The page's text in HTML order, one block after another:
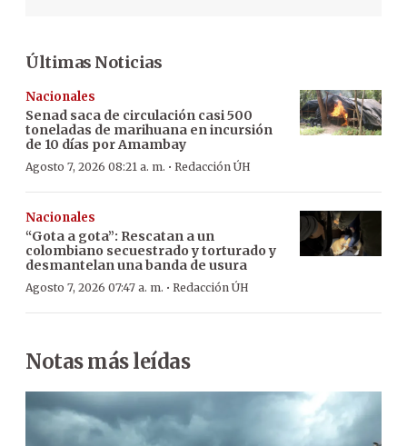
Últimas Noticias
Nacionales
Senad saca de circulación casi 500
toneladas de marihuana en incursión
de 10 días por Amambay
Agosto 7, 2026 08:21 a. m. · Redacción ÚH
Nacionales
“Gota a gota”: Rescatan a un
colombiano secuestrado y torturado y
desmantelan una banda de usura
Agosto 7, 2026 07:47 a. m. · Redacción ÚH
Notas más leídas